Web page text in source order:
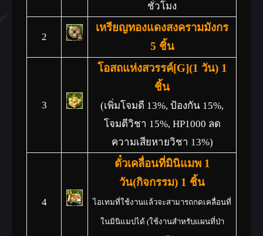
ชั่วโมง
2
เหรียญทองแดงสงครามมังกร
5 ชิ้น
3
โอสถแห่งสวรรค์[G](1 วัน) 1
ชิ้น
(เพิ่มโจมตี 13%, ป้องกัน 15%,
โจมตีวิชา 15%, HP1000 ลด
ความเสียหายวิชา 13%)
4
ตั๋วเคลื่อนที่มินิแมพ 1
วัน(กิจกรรม) 1 ชิ้น
ไอเทมที่ใช้งานแล้วจะสามารถกดเคลื่อนที่
ในมินิแมปได้ (ใช้งานสำหรับแผนที่ป่า